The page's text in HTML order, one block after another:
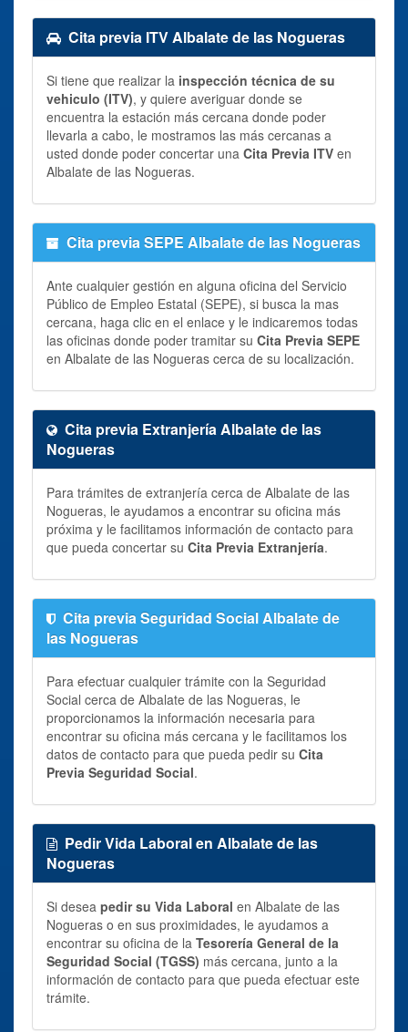
Cita previa ITV Albalate de las Nogueras
Si tiene que realizar la inspección técnica de su
vehiculo (ITV), y quiere averiguar donde se
encuentra la estación más cercana donde poder
llevarla a cabo, le mostramos las más cercanas a
usted donde poder concertar una Cita Previa ITV en
Albalate de las Nogueras.
Cita previa SEPE Albalate de las Nogueras
Ante cualquier gestión en alguna oficina del Servicio
Público de Empleo Estatal (SEPE), si busca la mas
cercana, haga clic en el enlace y le indicaremos todas
las oficinas donde poder tramitar su Cita Previa SEPE
en Albalate de las Nogueras cerca de su localización.
Cita previa Extranjería Albalate de las
Nogueras
Para trámites de extranjería cerca de Albalate de las
Nogueras, le ayudamos a encontrar su oficina más
próxima y le facilitamos información de contacto para
que pueda concertar su Cita Previa Extranjería.
Cita previa Seguridad Social Albalate de
las Nogueras
Para efectuar cualquier trámite con la Seguridad
Social cerca de Albalate de las Nogueras, le
proporcionamos la información necesaria para
encontrar su oficina más cercana y le facilitamos los
datos de contacto para que pueda pedir su Cita
Previa Seguridad Social.
Pedir Vida Laboral en Albalate de las
Nogueras
Si desea pedir su Vida Laboral en Albalate de las
Nogueras o en sus proximidades, le ayudamos a
encontrar su oficina de la Tesorería General de la
Seguridad Social (TGSS) más cercana, junto a la
información de contacto para que pueda efectuar este
trámite.